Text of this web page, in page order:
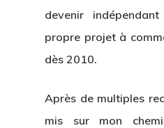
devenir
propre projet à
dès 2010.
Après de multiples
mis sur mon